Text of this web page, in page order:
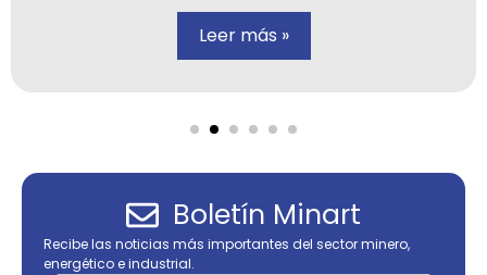
Leer más »
Boletín Minart
Recibe las noticias más importantes del sector minero,
energético e industrial.